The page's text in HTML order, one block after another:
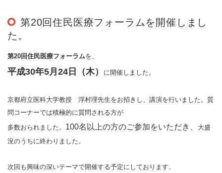
第20回住民医療フォーラムを開催しまし
た。
第20回住民医療フォーラムを、
平成30年5月24日（木） に開催しました。
京都府立医科大学教授 浮村理先生をお招きし、講演を行いました。質
問コーナーでは積極的に質問される方が
多数おられました。 100名以上の方のご参加をいただき、
大盛
況のうちに終わりました。
次回も興味の深いテーマで開催する予定にしております。